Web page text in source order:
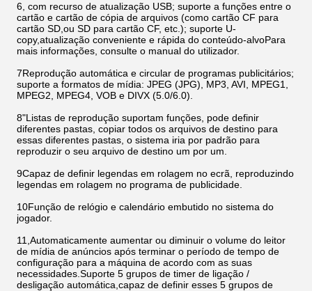
6, com recurso de atualização USB; suporte a funções entre o
cartão e cartão de cópia de arquivos (como cartão CF para
cartão SD,ou SD para cartão CF, etc.); suporte U-
copy,atualização conveniente e rápida do conteúdo-alvoPara
mais informações, consulte o manual do utilizador.
7Reprodução automática e circular de programas publicitários;
suporte a formatos de mídia: JPEG (JPG), MP3, AVI, MPEG1,
MPEG2, MPEG4, VOB e DIVX (5.0/6.0).
8"Listas de reprodução suportam funções, pode definir
diferentes pastas, copiar todos os arquivos de destino para
essas diferentes pastas, o sistema iria por padrão para
reproduzir o seu arquivo de destino um por um.
9Capaz de definir legendas em rolagem no ecrã, reproduzindo
legendas em rolagem no programa de publicidade.
10Função de relógio e calendário embutido no sistema do
jogador.
11,Automaticamente aumentar ou diminuir o volume do leitor
de mídia de anúncios após terminar o período de tempo de
configuração para a máquina de acordo com as suas
necessidades.Suporte 5 grupos de timer de ligação /
desligação automática,capaz de definir esses 5 grupos de